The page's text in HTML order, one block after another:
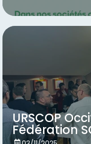
URSCOP
Fédération
Voir